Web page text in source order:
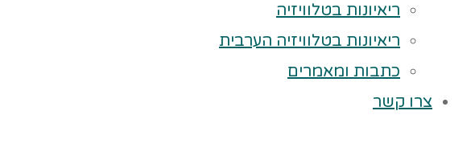
ריאיונות בטלוויזיה
ריאיונות בטלוויזיה הערבית
כתבות ומאמרים
צרו קשר